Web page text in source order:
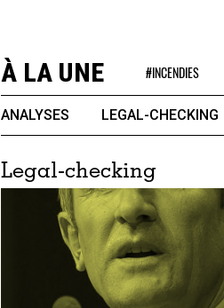
À LA UNE #INCENDIES
ANALYSES LEGAL-CHECKING
Legal-checking